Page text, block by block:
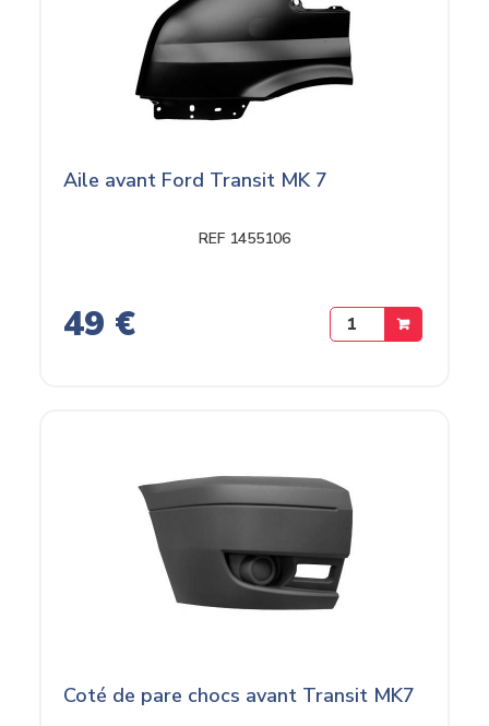
Aile avant Ford Transit MK 7
REF 1455106
49 €
Coté de pare chocs avant Transit MK7